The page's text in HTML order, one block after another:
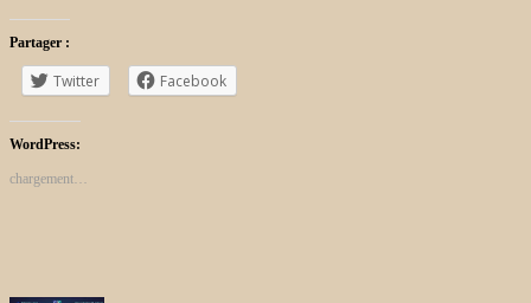
Partager :
Twitter Facebook
WordPress:
chargement…